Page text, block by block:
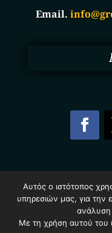
Email.
Επιχειρήσεων
Όροι &
Αυτός ο ιστότοπος
υπηρεσιών μας, για την
ανάλυση
Με τη χρήση αυτού του